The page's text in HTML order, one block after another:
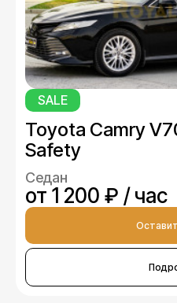
SALE
Toyota Camry
Safety
Седан
от 1 200 ₽ / час